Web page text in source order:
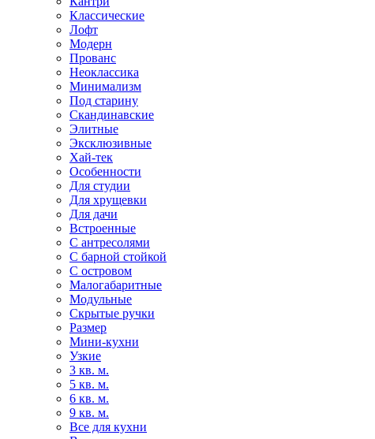
Классические
Лофт
Модерн
Прованс
Неоклассика
Минимализм
Под старину
Скандинавские
Элитные
Эксклюзивные
Хай-тек
Особенности
Для студии
Для хрущевки
Для дачи
Встроенные
С антресолями
С барной стойкой
С островом
Малогабаритные
Модульные
Скрытые ручки
Размер
Мини-кухни
Узкие
3 кв. м.
5 кв. м.
6 кв. м.
9 кв. м.
Все для кухни